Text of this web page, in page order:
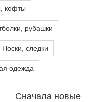
кофты
рубашки
Носки, следки
одежда
Сначала новые